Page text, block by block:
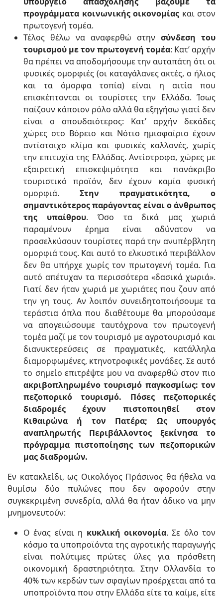
προγράμματα κοινωνικής οικονομίας και στον
πρωτογενή τομέα.
Τέλος θέλω να αναφερθώ στην σύνδεση του
τουρισμού με τον πρωτογενή τομέα: Κατ’ αρχήν
θα πρέπει να αποδομήσουμε την αυταπάτη ότι οι
φυσικές ομορφιές (οι καταγάλανες ακτές, ο ήλιος
και τα όμορφα τοπία) είναι η αιτία που
επισκέπτονται οι τουρίστες την Ελλάδα. Ίσως
παίζουν κάποιον ρόλο αλλά θα εξηγήσω γιατί δεν
είναι ο σπουδαιότερος: Κατ’ αρχήν δεκάδες
χώρες στο Βόρειο και Νότιο ημισφαίριο έχουν
αντίστοιχο κλίμα και φυσικές καλλονές, χωρίς
την επιτυχία της Ελλάδας. Αντίστροφα, χώρες με
εξαιρετική επισκεψιμότητα και πανάκριβο
τουριστικό προϊόν, δεν έχουν καμία φυσική
ομορφιά. Στην πραγματικότητα, ο
σημαντικότερος παράγοντας είναι ο άνθρωπος
της υπαίθρου. Όσο τα δικά μας χωριά
παραμένουν έρημα είναι αδύνατον να
προσελκύσουν τουρίστες παρά την ανυπέρβλητη
ομορφιά τους. Και αυτό το ελκυστικό περιβάλλον
δεν θα υπήρχε χωρίς τον πρωτογενή τομέα. Για
αυτό απέτυχαν τα περισσότερα «δασικά χωριά».
Γιατί δεν ήταν χωριά με χωριάτες που ζουν από
την γη τους. Αν λοιπόν συνειδητοποιήσουμε τα
τεράστια όπλα που διαθέτουμε θα μπορούσαμε
να απογειώσουμε ταυτόχρονα τον πρωτογενή
τομέα μαζί με τον τουρισμό με αγροτουρισμό και
διανυκτερεύσεις σε πραγματικές, κατάλληλα
διαμορφωμένες, κτηνοτροφικές μονάδες. Σε αυτό
το σημείο επιτρέψτε μου να αναφερθώ στον πιο
ακριβοπληρωμένο τουρισμό παγκοσμίως: τον
πεζοπορικό τουρισμό. Πόσες πεζοπορικές
διαδρομές έχουν πιστοποιηθεί στον
Κιθαιρώνα ή τον Πατέρα; Ως υπουργός
αναπληρωτής Περιβάλλοντος ξεκίνησα το
πρόγραμμα πιστοποίησης των πεζοπορικών
μας διαδρομών.
Εν κατακλείδι, ως Οικολόγος Πράσινος θα ήθελα να
θυμίσω δύο πυλώνες που δεν αφορούν στην
συγκεκριμένη συνεδρία, αλλά θα ήταν άδικο να μην
μνημονευτούν:
Ο ένας είναι η κυκλική οικονομία. Σε όλο τον
κόσμο τα υποπροϊόντα της αγροτικής παραγωγής
είναι πολύτιμες πρώτες ύλες για πρόσθετη
οικονομική δραστηριότητα. Στην Ολλανδία το
40% των κερδών των σφαγίων προέρχεται από τα
υποπροϊόντα που στην Ελλάδα είτε τα καίμε, είτε